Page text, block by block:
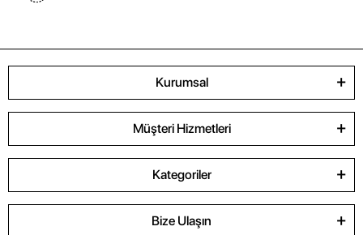
Kurumsal
Müşteri Hizmetleri
Kategoriler
Bize Ulaşın